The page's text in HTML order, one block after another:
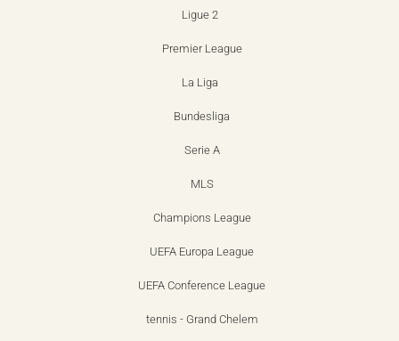
Ligue 2
Premier League
La Liga
Bundesliga
Serie A
MLS
Champions League
UEFA Europa League
UEFA Conference League
tennis - Grand Chelem